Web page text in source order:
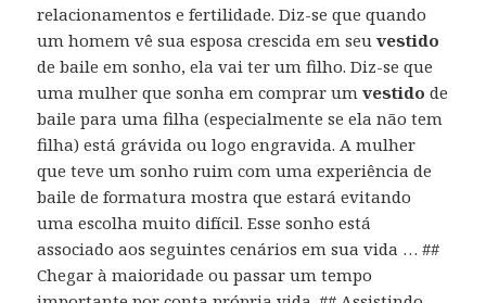
relacionamentos e fertilidade. Diz-se que quando
um homem vê sua esposa crescida em seuvestido
de baile em sonho, ela vai ter um filho. Diz-se que
uma mulher que sonha em comprar umvestido de
baile para uma filha (especialmente se ela não tem
filha) está grávida ou logo engravida. A mulher
que teve um sonho ruim com uma experiência de
baile de formatura mostra que estará evitando
uma escolha muito difícil. Esse sonho está
associado aos seguintes cenários em sua vida … ##
Chegar à maioridade ou passar um tempo